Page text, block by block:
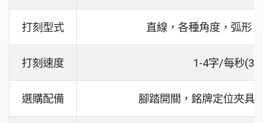
打刻型式 直線，各種角度，弧形
打刻速度 1-4字/每秒(3
選購配備 腳踏開關，銘牌定位夾具